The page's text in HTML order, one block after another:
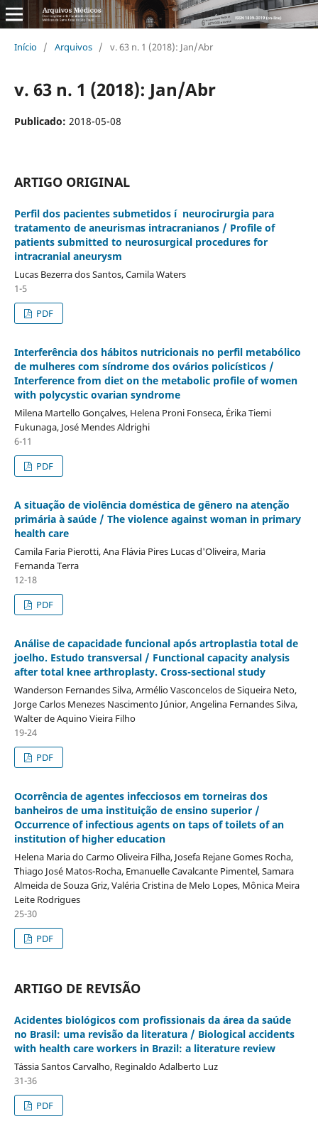
Início / Arquivos / v. 63 n. 1 (2018): Jan/Abr
v. 63 n. 1 (2018): Jan/Abr
Publicado: 2018-05-08
ARTIGO ORIGINAL
Perfil dos pacientes submetidos í neurocirurgia para
tratamento de aneurismas intracranianos / Profile of
patients submitted to neurosurgical procedures for
intracranial aneurysm
Lucas Bezerra dos Santos, Camila Waters
1-5
PDF
Interferência dos hábitos nutricionais no perfil metabólico
de mulheres com sí­ndrome dos ovários policí­sticos /
Interference from diet on the metabolic profile of women
with polycystic ovarian syndrome
Milena Martello Gonçalves, Helena Proni Fonseca, Érika Tiemi
Fukunaga, José Mendes Aldrighi
6-11
PDF
A situação de violência doméstica de gênero na atenção
primária à saúde / The violence against woman in primary
health care
Camila Faria Pierotti, Ana Flávia Pires Lucas d'Oliveira, Maria
Fernanda Terra
12-18
PDF
Análise de capacidade funcional após artroplastia total de
joelho. Estudo transversal / Functional capacity analysis
after total knee arthroplasty. Cross-sectional study
Wanderson Fernandes Silva, Armélio Vasconcelos de Siqueira Neto,
Jorge Carlos Menezes Nascimento Júnior, Angelina Fernandes Silva,
Walter de Aquino Vieira Filho
19-24
PDF
Ocorrência de agentes infecciosos em torneiras dos
banheiros de uma instituição de ensino superior /
Occurrence of infectious agents on taps of toilets of an
institution of higher education
Helena Maria do Carmo Oliveira Filha, Josefa Rejane Gomes Rocha,
Thiago José Matos-Rocha, Emanuelle Cavalcante Pimentel, Samara
Almeida de Souza Griz, Valéria Cristina de Melo Lopes, Mônica Meira
Leite Rodrigues
25-30
PDF
ARTIGO DE REVISÃO
Acidentes biológicos com profissionais da área da saúde
no Brasil: uma revisão da literatura / Biological accidents
with health care workers in Brazil: a literature review
Tássia Santos Carvalho, Reginaldo Adalberto Luz
31-36
PDF